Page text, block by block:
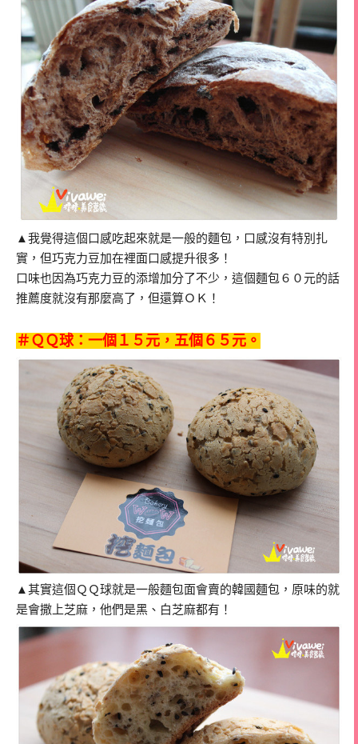
▲我覺得這個口感吃起來就是一般的麵包，口感沒有特別扎
實，但巧克力豆加在裡面口感提升很多！
口味也因為巧克力豆的添增加分了不少，這個麵包６０元的話
推薦度就沒有那麼高了，但還算ＯＫ！
＃ＱＱ球：一個１５元，五個６５元。
▲其實這個ＱＱ球就是一般麵包面會賣的韓國麵包，原味的就
是會撒上芝麻，他們是黑、白芝麻都有！